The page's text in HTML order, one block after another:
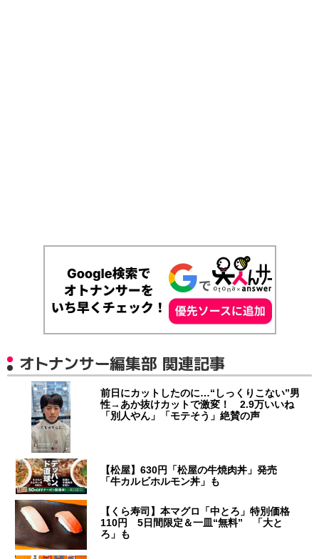
オトナンサー編集部 関連記事
前日にカットしたのに…“しっくりこない”男
性→あか抜けカットで激変！ 2.9万いいね
「別人やん」「モテそう」絶賛の声
【松屋】630円「松屋の牛焼肉丼」発売
「牛カルビホルモン丼」も
【くら寿司】本マグロ「中とろ」特別価格
110円 5日間限定＆一皿“無料” 「大と
ろ」も